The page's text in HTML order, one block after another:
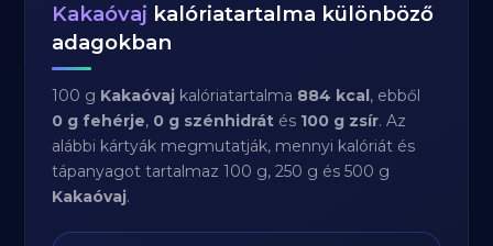
Kakaóvaj kalóriatartalma különböző
adagokban
100 g Kakaóvaj kalóriatartalma 884 kcal, ebből
0 g fehérje, 0 g szénhidrát és 100 g zsír. Az
alábbi kártyák megmutatják, mennyi kalóriát és
tápanyagot tartalmaz 100 g, 250 g és 500 g
Kakaóvaj.